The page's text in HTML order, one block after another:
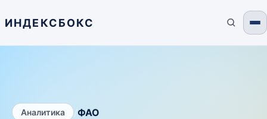
ИНДЕКСБОКС
Аналитика ФАО